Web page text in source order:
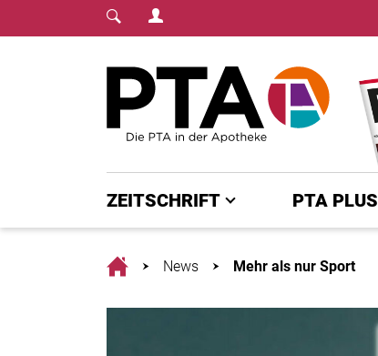
Login Menu
ZEITSCHRIFT PTA PLUS
HomeNews Mehr als nur Sport